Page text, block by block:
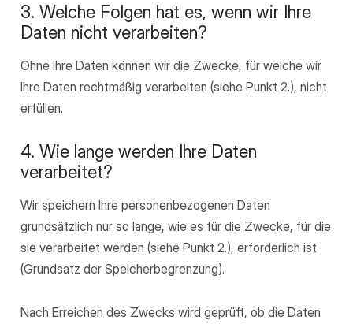
3. Welche Folgen hat es, wenn wir Ihre
Daten nicht verarbeiten?
Ohne Ihre Daten können wir die Zwecke, für welche wir
Ihre Daten rechtmäßig verarbeiten (siehe Punkt 2.), nicht
erfüllen.
4. Wie lange werden Ihre Daten
verarbeitet?
Wir speichern Ihre personenbezogenen Daten
grundsätzlich nur so lange, wie es für die Zwecke, für die
sie verarbeitet werden (siehe Punkt 2.), erforderlich ist
(Grundsatz der Speicherbegrenzung).
Nach Erreichen des Zwecks wird geprüft, ob die Daten